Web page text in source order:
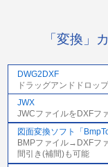
「変換」
DWG2DXF
ドラッグアンドドロッ
JWX
JWCファイルをDXFフ
図面変換ソフト「
BMPファイル→DXFフ
間引き(補間)も可能